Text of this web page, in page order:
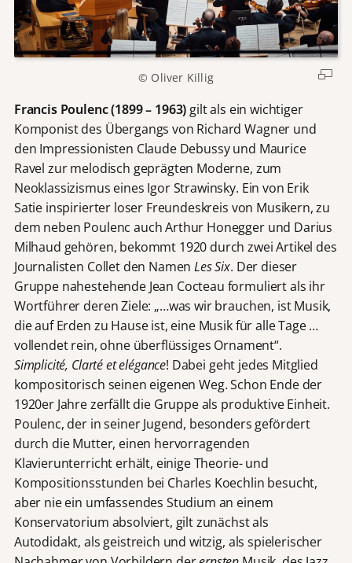
© Oliver Killig
Francis Poulenc (1899 – 1963) gilt als ein wichtiger
Komponist des Übergangs von Richard Wagner und
den Impressionisten Claude Debussy und Maurice
Ravel zur melodisch geprägten Moderne, zum
Neoklassizismus eines Igor Strawinsky. Ein von Erik
Satie inspirierter loser Freundeskreis von Musikern, zu
dem neben Poulenc auch Arthur Honegger und Darius
Milhaud gehören, bekommt 1920 durch zwei Artikel des
Journalisten Collet den NamenLes Six. Der dieser
Gruppe nahestehende Jean Cocteau formuliert als ihr
Wortführer deren Ziele: „…was wir brauchen, ist Musik,
die auf Erden zu Hause ist, eine Musik für alle Tage …
vollendet rein, ohne überflüssiges Ornament“.
Simplicité, Clarté et elégance! Dabei geht jedes Mitglied
kompositorisch seinen eigenen Weg. Schon Ende der
1920er Jahre zerfällt die Gruppe als produktive Einheit.
Poulenc, der in seiner Jugend, besonders gefördert
durch die Mutter, einen hervorragenden
Klavierunterricht erhält, einige Theorie- und
Kompositionsstunden bei Charles Koechlin besucht,
aber nie ein umfassendes Studium an einem
Konservatorium absolviert, gilt zunächst als
Autodidakt, als geistreich und witzig, als spielerischer